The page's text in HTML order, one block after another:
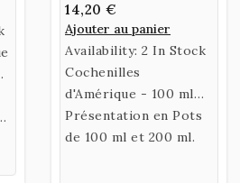
14,20 €
Ajouter au panier
Availability: 2 In Stock
Cochenilles
d'Amérique - 100 ml
(environ 50gr) et 200
ml (environ 100 gr) -
Présentation en Pots
de 100 ml et 200 ml.